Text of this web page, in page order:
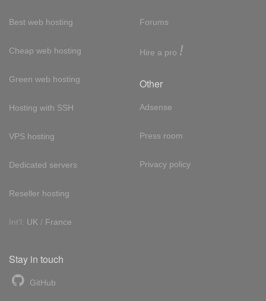
Best web hosting
Cheap web hosting
Green web hosting
Hosting with SSH
VPS hosting
Dedicated servers
Reseller hosting
Int'l: UK / France
Forums
Hire a pro !
Other
Adsense
Press room
Privacy policy
Stay in touch
GitHub